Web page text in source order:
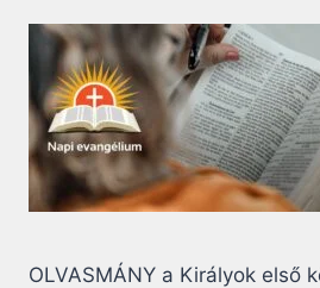
OLVASMÁNY a Királyok első